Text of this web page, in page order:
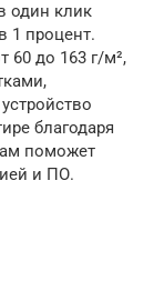
один клик
1 процент.
60 до 163 г/м²,
благодаря
поможет
и ПО.